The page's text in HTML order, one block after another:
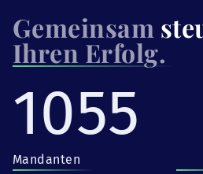
Gemeinsam
Ihren Erfolg.
1055
Mandanten